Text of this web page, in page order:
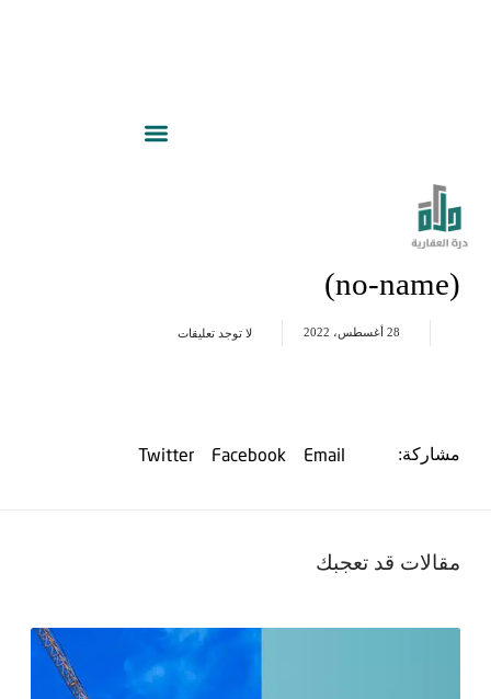
(no-name)
28 أغسطس، 2022 لا توجد تعليقات
مشاركة: Email
Facebook
Twitter
مقالات قد تعجبك